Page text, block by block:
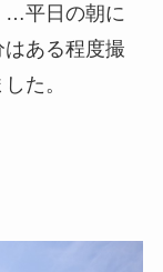
…平日の朝に
ある程度撮
た。